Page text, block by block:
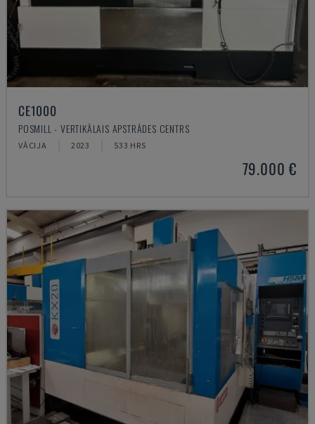
CE1000
POSMILL - VERTIKĀLAIS APSTRĀDES CENTRS
VĀCIJA 2023 533 HRS
79.000 €